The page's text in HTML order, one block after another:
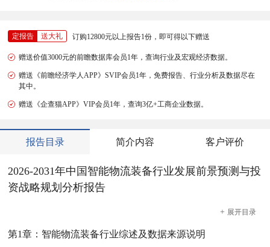
定报告 送大礼 订购12800元以上报告1份，即可得以下赠送
赠送价值3000元的前瞻数据库会员1年，查询行业及宏观经济数据。
赠送《前瞻经济学人APP》SVIP会员1年，免费报告、行业分析及数据尽在
其中。
赠送《企查猫APP》VIP会员1年，查询3亿+工商企业数据。
报告目录 简介内容 客户评价
2026-2031年中国智能物流装备行业发展前景预测与投
资战略规划分析报告
+ 展开目录
第1章：智能物流装备行业综述及数据来源说明